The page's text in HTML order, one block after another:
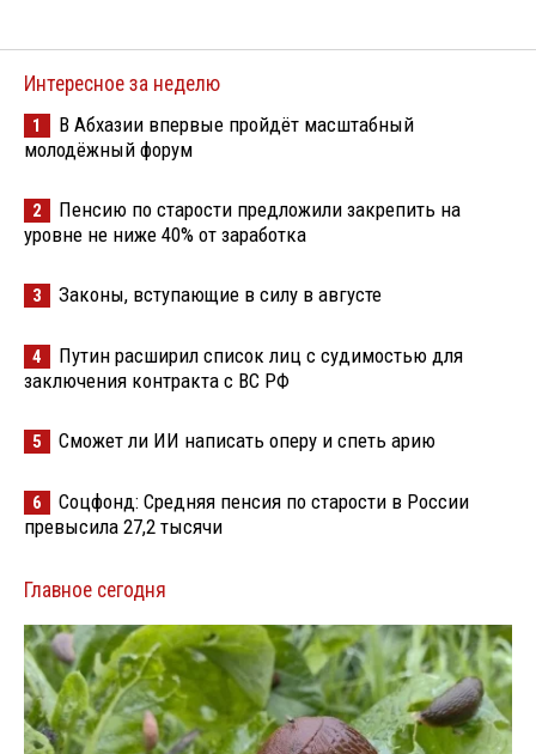
Интересное за неделю
1
В Абхазии впервые пройдёт масштабный
молодёжный форум
2
Пенсию по старости предложили закрепить на
уровне не ниже 40% от заработка
3 Законы, вступающие в силу в августе
4
Путин расширил список лиц с судимостью для
заключения контракта с ВС РФ
5 Сможет ли ИИ написать оперу и спеть арию
6
Соцфонд: Средняя пенсия по старости в России
превысила 27,2 тысячи
Главное сегодня